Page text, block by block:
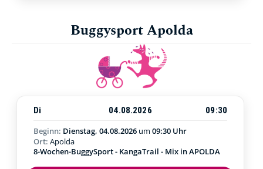
Buggysport Apolda
Di 04.08.2026
09:30
Beginn: Dienstag, 04.08.2026 um 09:30 Uhr
Ort: Apolda
8-Wochen-BuggySport - KangaTrail - Mix in APOLDA